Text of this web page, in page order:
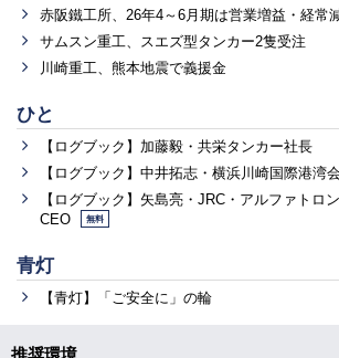
赤阪鐵工所、26年4～6月期は営業増益・経常
サムスン重工、スエズ型タンカー2隻受注
川崎重工、熊本地震で義援金
ひと
【ログブック】加藤毅・共栄タンカー社長
【ログブック】中井拓志・横浜川崎国際港湾
【ログブック】矢島亮・JRC・アルファトロ
CEO
無料
青灯
【青灯】「ご安全に」の輪
推奨環境